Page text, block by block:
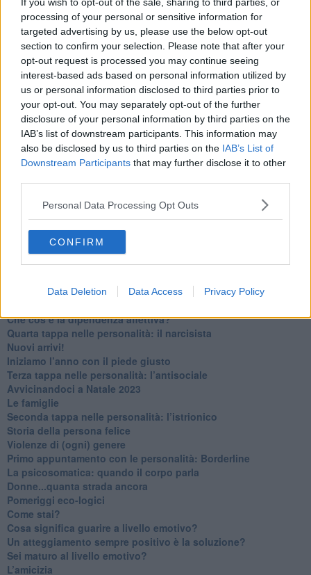
processing of your personal or sensitive information for
targeted advertising by us, please use the below opt-out
section to confirm your selection. Please note that after your
opt-out request is processed you may continue seeing
interest-based ads based on personal information utilized by
us or personal information disclosed to third parties prior to
your opt-out. You may separately opt-out of the further
disclosure of your personal information by third parties on the
IAB’s list of downstream participants. This information may
also be disclosed by us to third parties on the IAB’s List of
Downstream Participants that may further disclose it to other
Personal Data Processing Opt Outs
CONFIRM
Data Deletion Data Access Privacy Policy
​Quello che alle mamme non dicono
Adultescenza
Homo imbecillis
​4 anni di Blog
Quando il silenzio è aggressivo
​Il passato, questo conosciuto!
​Clima ballerino e sbalzi d’umore
La maternità
​L’uomo o l’orso?
Non hanno un amico a teatro​
​Tutta una questione di rispetto
​Cose che ci esauriscono
​Vespa che passione!
​Parole d’amore regalate al vento
​Essere genitori di un adolescente
​Saper pazientare
​Giornata del Fiocchetto Lilla
​Venerdì emozionalmente sostenibile
Contornati di persone che…
Che cos’è la dipendenza affettiva?
Quarta tappa nelle personalità: il narcisista
​Nuovi arrivi!
​Iniziamo l’anno con il piede giusto
​Terza tappa nelle personalità: l’antisociale
​Avvicinandoci a Natale 2023
Le famiglie
Seconda tappa nelle personalità: l’istrionico
​Storia della persona felice
Violenze di (ogni) genere
​Primo appuntamento con le personalità: Borderline
La psicosomatica: quando il corpo parla
Donne...quanta strada ancora
​Pomeriggi eco-logici
​Come stai?
Cosa significa guarire a livello emotivo?
​Un atteggiamento sempre positivo è la soluzione?
​Sei maturo al livello emotivo?
​L’amicizia